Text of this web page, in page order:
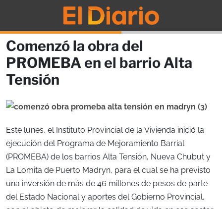
Comenzó la obra del
PROMEBA en el barrio Alta
Tensión
Este lunes, el Instituto Provincial de la Vivienda inició la
ejecución del Programa de Mejoramiento Barrial
(PROMEBA) de los barrios Alta Tensión, Nueva Chubut y
La Lomita de Puerto Madryn, para el cual se ha previsto
una inversión de más de 46 millones de pesos de parte
del Estado Nacional y aportes del Gobierno Provincial,